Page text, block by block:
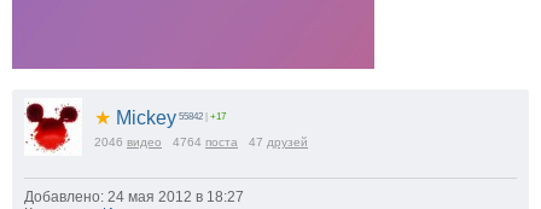
★ Mickey 55842 | +17
2046 видео 4764 поста 47 друзей
Добавлено: 24 мая 2012 в 18:27